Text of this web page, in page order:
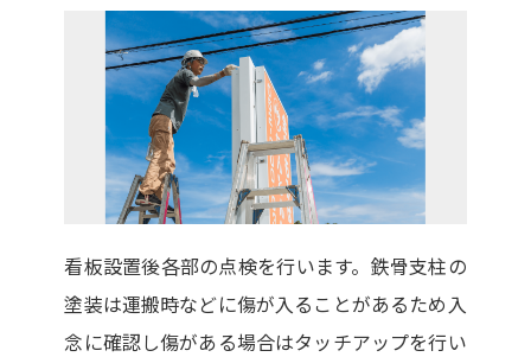
看板設置後各部の点検を行います。鉄骨支柱の
塗装は運搬時などに傷が入ることがあるため入
念に確認し傷がある場合はタッチアップを行い